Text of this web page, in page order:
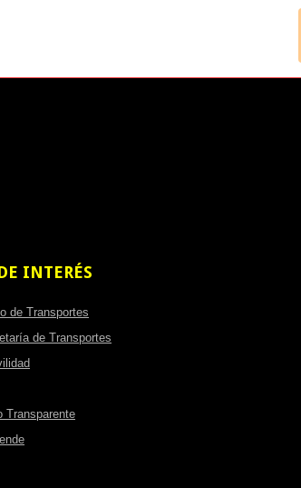
INTERÉS
de Transportes
de Transportes
Transparente